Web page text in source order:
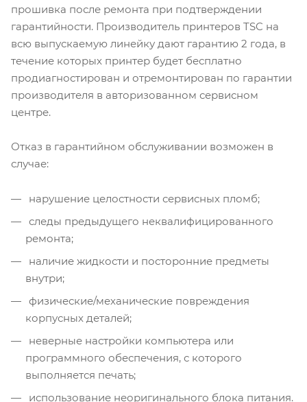
прошивка после ремонта при подтверждении
гарантийности. Производитель принтеров TSC на
всю выпускаемую линейку дают гарантию 2 года, в
течение которых принтер будет бесплатно
продиагностирован и отремонтирован по гарантии
производителя в авторизованном сервисном
центре.
Отказ в гарантийном обслуживании возможен в
случае:
нарушение целостности сервисных пломб;
следы предыдущего неквалифицированного
ремонта;
наличие жидкости и посторонние предметы
внутри;
физические/механические повреждения
корпусных деталей;
неверные настройки компьютера или
программного обеспечения, с которого
выполняется печать;
использование неоригинального блока питания.